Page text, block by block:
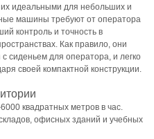
идеальными для небольших и
машины требуют от оператора
контроль и точность в
Как правило, они
сиденьем для оператора, и легко
своей компактной конструкции.
квадратных метров в час.
офисных зданий и учебных